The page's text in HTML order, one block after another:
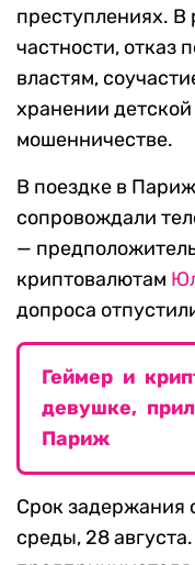
преступлениях. В
частности, отказ
властям,
хранении
мошенничестве.
В поездке в
сопровождали
—
криптовалютам
допроса
Геймер и
девушке,
Париж
Срок задержания
среды, 28